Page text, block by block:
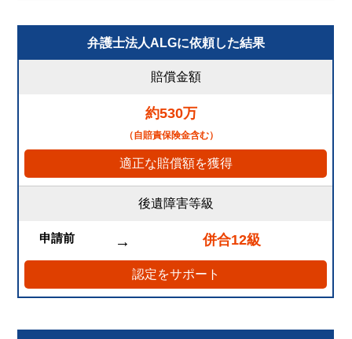
弁護士法人ALGに依頼した結果
賠償金額
約530万
（自賠責保険金含む）
適正な賠償額を獲得
後遺障害等級
申請前 → 併合12級
認定をサポート